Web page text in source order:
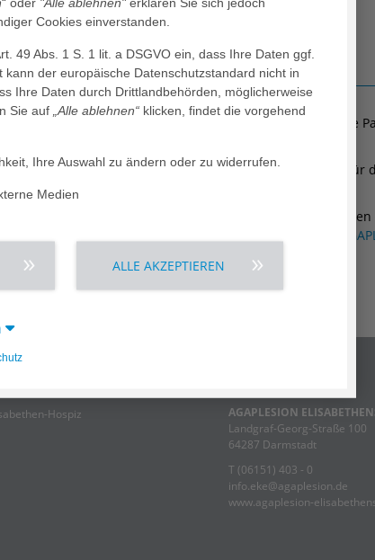
ELISABETHENSTIFT. Hier werden ambulante
Spezialaufnahmen wie Ganzwirbelsäulenaufnahmen für
ein CT mit aktuellen strahlensparenden
des
MEDIZINISCHEN VERSORGUNGSZENTRUMS
Hospiz
AGAPLESION
Landgraf-Georg-Straße 100
64287 Darmstadt
T (06151) 403 - 0
info.eke@agaplesion.de
www.agaplesion-
Cookies einverstanden.
49 Abs. 1 S. 1 lit. a DSGVO ein, dass Ihre Daten ggf.
der europäische Datenschutzstandard nicht in
Ihre Daten durch Drittlandbehörden, möglicherweise
Sie auf „Alle ablehnen“ klicken, findet die vorgehend
Ihre Auswahl zu ändern oder zu widerrufen.
Medien
ALLE AKZEPTIEREN